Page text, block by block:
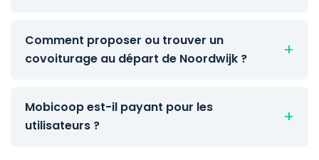
Comment proposer ou trouver un
covoiturage au départ de Noordwijk ?
Mobicoop est-il payant pour les
utilisateurs ?